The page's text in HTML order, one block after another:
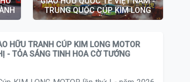
GIAO HỮU QUỐC TẾ VIỆT NAM -
TRUNG QUỐC CÚP KIM LONG
HỮU TRANH CÚP KIM LONG MOTOR
- TỎA SÁNG TINH HOA CỜ TƯỚNG